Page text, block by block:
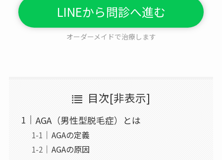
LINEから問診へ進む
オーダーメイドで治療します
目次[非表示]
AGA（男性型脱毛症）とは
AGAの定義
AGAの原因